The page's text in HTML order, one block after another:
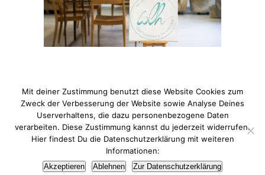
© 2021 Pixi mit Milch. All Rights Reserved. Du hast Fragen
zum Thema Datenschutz? Hier findest du meine
Datenschutzerklärung.
Mit deiner Zustimmung benutzt diese Website Cookies zum
Zweck der Verbesserung der Website sowie Analyse Deines
Userverhaltens, die dazu personenbezogene Daten
verarbeiten. Diese Zustimmung kannst du jederzeit widerrufen.
Hier findest Du die Datenschutzerklärung mit weiteren
Informationen:
Akzeptieren Ablehnen Zur Datenschutzerklärung